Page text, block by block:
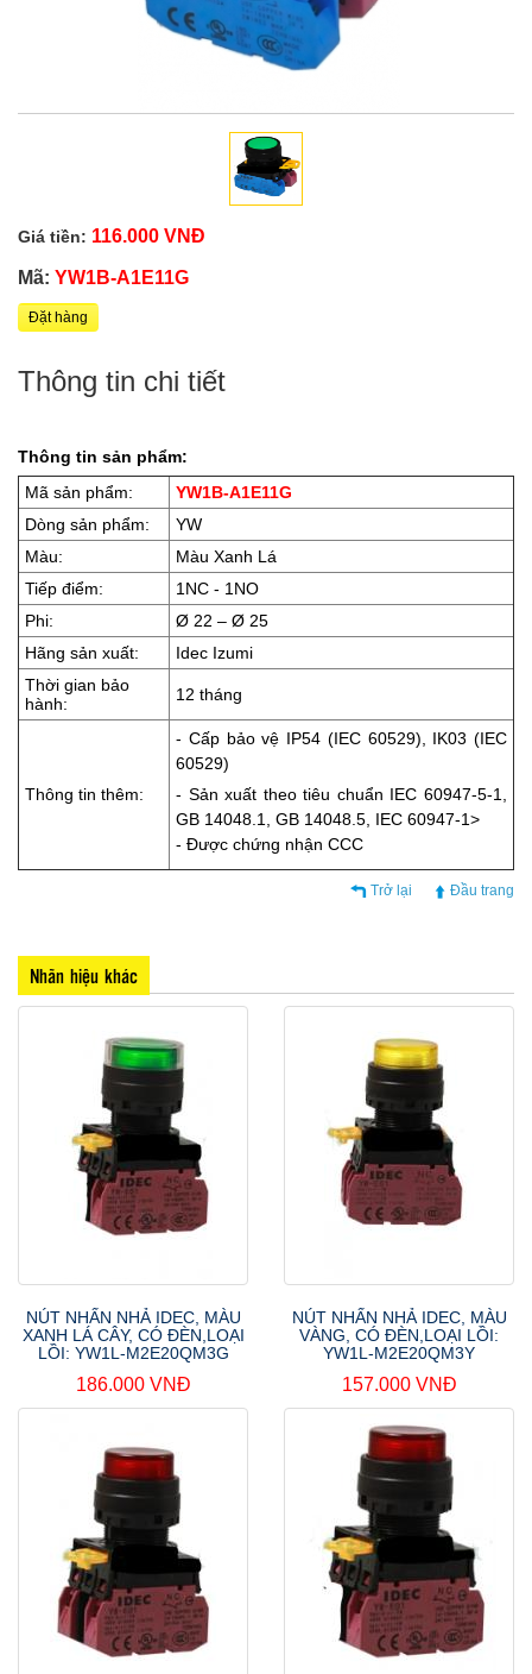
Giá tiền: 116.000 VNĐ
Mã: YW1B-A1E11G
Đặt hàng
Thông tin chi tiết
Thông tin sản phẩm:
Mã sản phẩm:
YW1B-A1E11G
Dòng sản phẩm:
YW
Màu:
Màu Xanh Lá
Tiếp điểm:
1NC - 1NO
Phi:
Ø 22 – Ø 25
Hãng sản xuất:
Idec Izumi
Thời gian bảo
hành:
12 tháng
Thông tin thêm:
- Cấp bảo vệ IP54 (IEC 60529), IK03 (IEC
60529)
- Sản xuất theo tiêu chuẩn IEC 60947-5-1,
GB 14048.1, GB 14048.5, IEC 60947-1>
- Được chứng nhận CCC
Trở lại Đầu trang
Nhãn hiệu khác
NÚT NHẤN NHẢ IDEC, MÀU
XANH LÁ CÂY, CÓ ĐÈN,LOẠI
LỒI: YW1L-M2E20QM3G
186.000 VNĐ
NÚT NHẤN NHẢ IDEC, MÀU
VÀNG, CÓ ĐÈN,LOẠI LỒI:
YW1L-M2E20QM3Y
157.000 VNĐ